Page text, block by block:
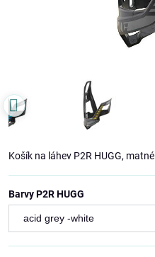
Košík na láhev P2R HUGG, matné
Barvy P2R HUGG